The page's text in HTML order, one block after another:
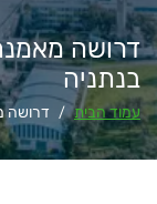
דרושה
בנתניה
עמוד הבית / דרושה